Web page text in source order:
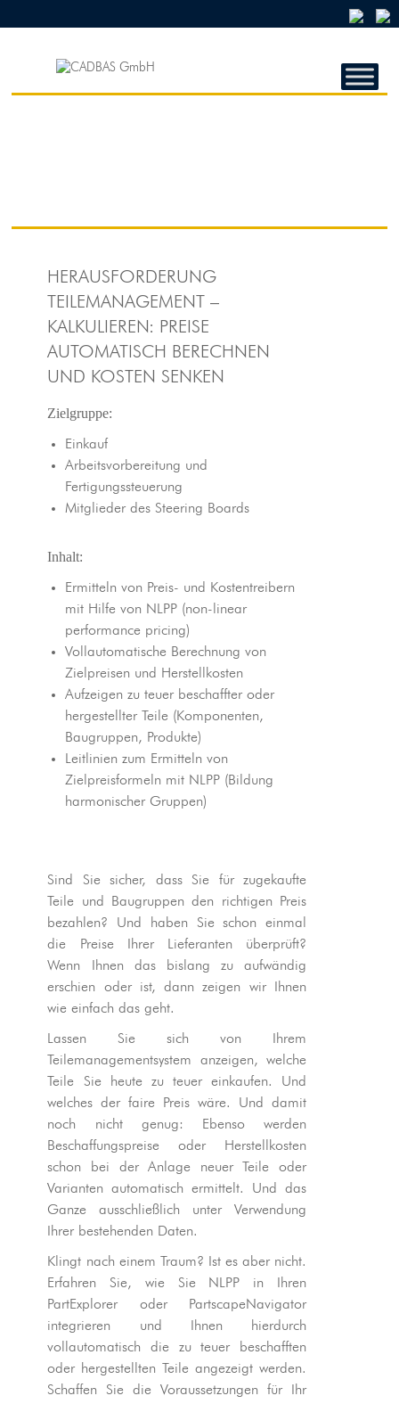
CADBAS
HERAUSFORDERUNG
TEILEMANAGEMENT –
KALKULIEREN: PREISE
AUTOMATISCH BERECHNEN
UND KOSTEN SENKEN
Zielgruppe:
Einkauf
Arbeitsvorbereitung und
Fertigungssteuerung
Mitglieder des Steering Boards
Inhalt:
Ermitteln von Preis- und Kostentreibern
mit Hilfe von NLPP (non-linear
performance pricing)
Vollautomatische Berechnung von
Zielpreisen und Herstellkosten
Aufzeigen zu teuer beschaffter oder
hergestellter Teile (Komponenten,
Baugruppen, Produkte)
Leitlinien zum Ermitteln von
Zielpreisformeln mit NLPP (Bildung
harmonischer Gruppen)
Sind Sie sicher, dass Sie für zugekaufte
Teile und Baugruppen den richtigen Preis
bezahlen? Und haben Sie schon einmal
die Preise Ihrer Lieferanten überprüft?
Wenn Ihnen das bislang zu aufwändig
erschien oder ist, dann zeigen wir Ihnen
wie einfach das geht.
Lassen Sie sich von Ihrem
Teilemanagementsystem anzeigen, welche
Teile Sie heute zu teuer einkaufen. Und
welches der faire Preis wäre. Und damit
noch nicht genug: Ebenso werden
Beschaffungspreise oder Herstell­kosten
schon bei der Anlage neuer Teile oder
Varianten automatisch ermittelt. Und das
Ganze ausschließlich unter Verwendung
Ihrer bestehenden Daten.
Klingt nach einem Traum? Ist es aber nicht.
Erfahren Sie, wie Sie NLPP in Ihren
PartExplorer oder PartscapeNavigator
integrieren und Ihnen hierdurch
vollautomatisch die zu teuer beschafften
oder hergestellten Teile angezeigt werden.
Schaffen Sie die Voraussetzungen für Ihr